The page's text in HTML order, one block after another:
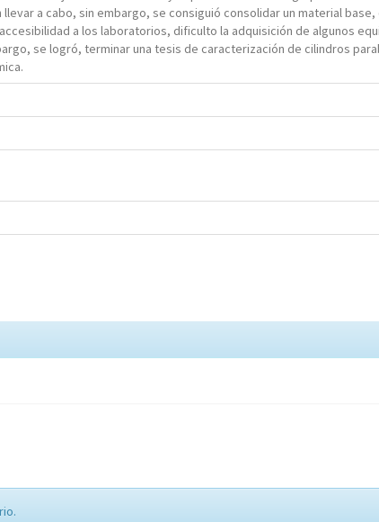
a cabo, sin embargo, se consiguió consolidar un material
a los laboratorios, dificulto la adquisición de algunos
se logró, terminar una tesis de caracterización de cilindros